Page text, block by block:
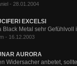
- 28.01.2004
EXCELSI
Black Metal sehr Gefühlvoll
- 16.12.2003
AURORA
Widersacher anbetet,